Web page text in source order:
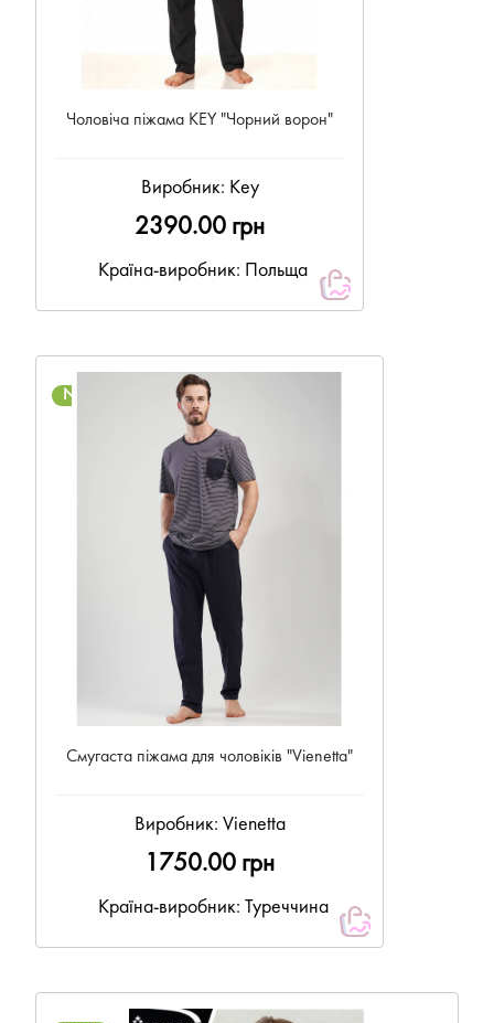
Чоловіча піжама KEY "Чорний ворон"
Виробник: Key
2390.00 грн
Країна-виробник: Польща
NEW
Смугаста піжама для чоловіків "Vienetta"
Виробник: Vienetta
1750.00 грн
Країна-виробник: Туреччина